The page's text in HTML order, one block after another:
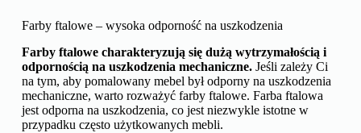
Farby ftalowe – wysoka odporność na uszkodzenia
Farby ftalowe charakteryzują się dużą wytrzymałością i
odpornością na uszkodzenia mechaniczne.Jeśli zależy Ci
na tym, aby pomalowany mebel był odporny na uszkodzenia
mechaniczne, warto rozważyć farby ftalowe. Farba ftalowa
jest odporna na uszkodzenia, co jest niezwykle istotne w
przypadku często użytkowanych mebli.